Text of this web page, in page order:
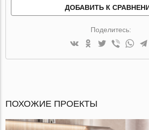
ДОБАВИТЬ К
Поделитесь:
ПОХОЖИЕ ПРОЕКТЫ